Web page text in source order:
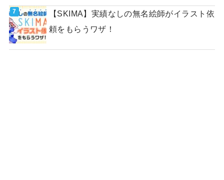
【SKIMA】実績なしの無名絵師がイラスト依
頼をもらうワザ！